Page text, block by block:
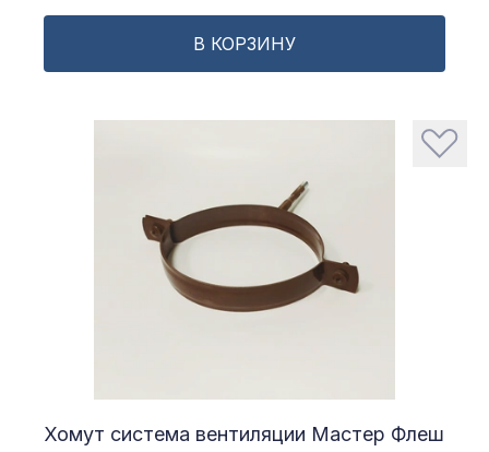
В КОРЗИНУ
Хомут система вентиляции Мастер Флеш